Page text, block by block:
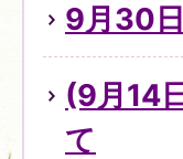
9月30
(9月14
て